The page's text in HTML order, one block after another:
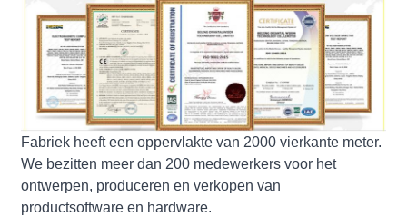
Fabriek heeft een oppervlakte van 2000 vierkante meter.
We bezitten meer dan 200 medewerkers voor het
ontwerpen, produceren en verkopen van
productsoftware en hardware.